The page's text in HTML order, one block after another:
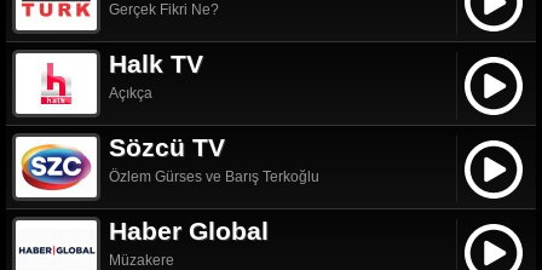
Gerçek Fikri Ne?
Halk TV
Açıkça
Sözcü TV
Özlem Gürses ve Barış Terkoğlu
Haber Global
Müzakere